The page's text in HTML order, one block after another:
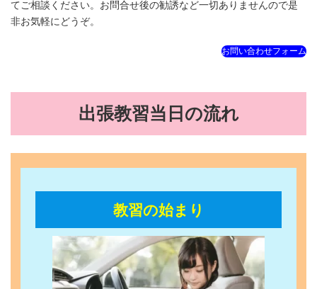
てご相談ください。お問合せ後の勧誘など一切ありませんので是
非お気軽にどうぞ。
お問い合わせフォーム
出張教習当日の流れ
教習の始まり